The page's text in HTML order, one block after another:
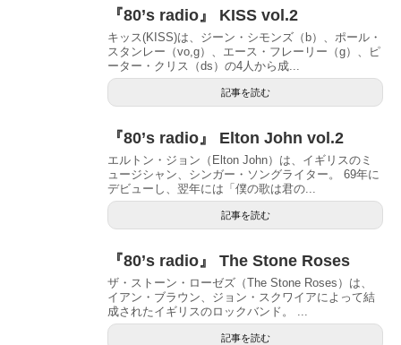
『80’s radio』 KISS vol.2
キッス(KISS)は、ジーン・シモンズ（b）、ポール・
スタンレー（vo,g）、エース・フレーリー（g）、ピ
ーター・クリス（ds）の4人から成...
記事を読む
『80’s radio』 Elton John vol.2
エルトン・ジョン（Elton John）は、イギリスのミ
ュージシャン、シンガー・ソングライター。 69年に
デビューし、翌年には「僕の歌は君の...
記事を読む
『80’s radio』 The Stone Roses
ザ・ストーン・ローゼズ（The Stone Roses）は、
イアン・ブラウン、ジョン・スクワイアによって結
成されたイギリスのロックバンド。 ...
記事を読む